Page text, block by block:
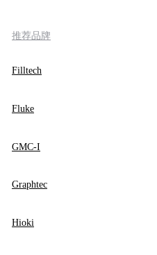
推荐品牌
Filltech
Fluke
GMC-I
Graphtec
Hioki